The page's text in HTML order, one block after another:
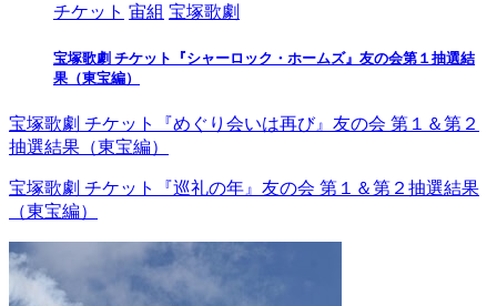
チケット 宙組 宝塚歌劇
宝塚歌劇 チケット『シャーロック・ホームズ』友の会第１抽選結
果（東宝編）
宝塚歌劇 チケット『めぐり会いは再び』友の会 第１＆第２
抽選結果（東宝編）
宝塚歌劇 チケット『巡礼の年』友の会 第１＆第２抽選結果
（東宝編）